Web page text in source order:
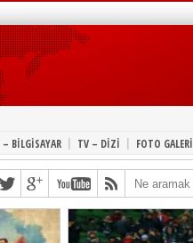
BİLGİSAYAR | TV – DİZİ | FOTO GALERİ